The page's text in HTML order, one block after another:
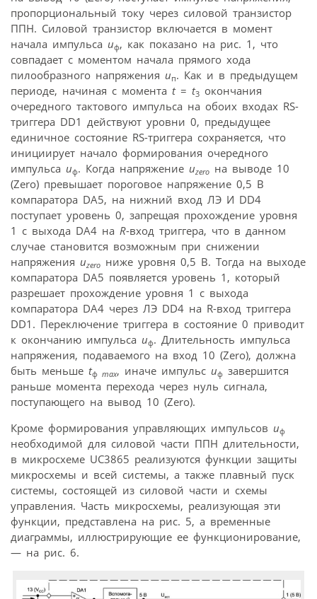
пропорциональный току через силовой транзистор
ППН. Силовой транзистор включается в момент
начала импульса uф, как показано на рис. 1, что
совпадает с моментом начала прямого хода
пилообразного напряжения uп. Как и в предыдущем
периоде, начиная с момента t= t3 окончания
очередного тактового импульса на обоих входах RS-
триггера DD1 действуют уровни 0, предыдущее
единичное состояние RS-триггера сохраняется, что
инициирует начало формирования очередного
импульса uф. Когда напряжение uzero на выводе 10
(Zero) превышает пороговое напряжение 0,5 В
компаратора DA5, на нижний вход ЛЭ И DD4
поступает уровень 0, запрещая прохождение уровня
1 с выхода DA4 на R-вход триггера, что в данном
случае становится возможным при снижении
напряжения uzero ниже уровня 0,5 В. Тогда на выходе
компаратора DA5 появляется уровень 1, который
разрешает прохождение уровня 1 с выхода
компаратора DA4 через ЛЭ DD4 на R-вход триггера
DD1. Переключение триггера в состояние 0 приводит
к окончанию импульса uф. Длительность импульса
напряжения, подаваемого на вход 10 (Zero), должна
быть меньше tф max, иначе импульс uф завершится
раньше момента перехода через нуль сигнала,
поступающего на вывод 10 (Zero).
Кроме формирования управляющих импульсов uф
необходимой для силовой части ППН длительности,
в микросхеме UC3865 реализуются функции защиты
микросхемы и всей системы, а также плавный пуск
системы, состоящей из силовой части и схемы
управления. Часть микросхемы, реализующая эти
функции, представлена на рис. 5, а временные
диаграммы, иллюстрирующие ее функционирование,
— на рис. 6.